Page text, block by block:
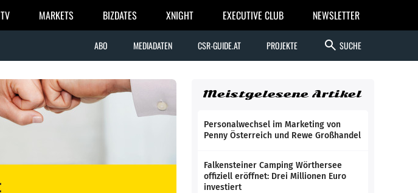
TV MARKETS BIZDATES XNIGHT EXECUTIVE CLUB NEWSLETTER
ABO MEDIADATEN CSR-GUIDE.AT PROJEKTE search SUCHE
Meistgelesene Artikel
Personalwechsel im Marketing von
Penny Österreich und Rewe Großhandel
Falkensteiner Camping Wörthersee
offiziell eröffnet: Drei Millionen Euro
investiert